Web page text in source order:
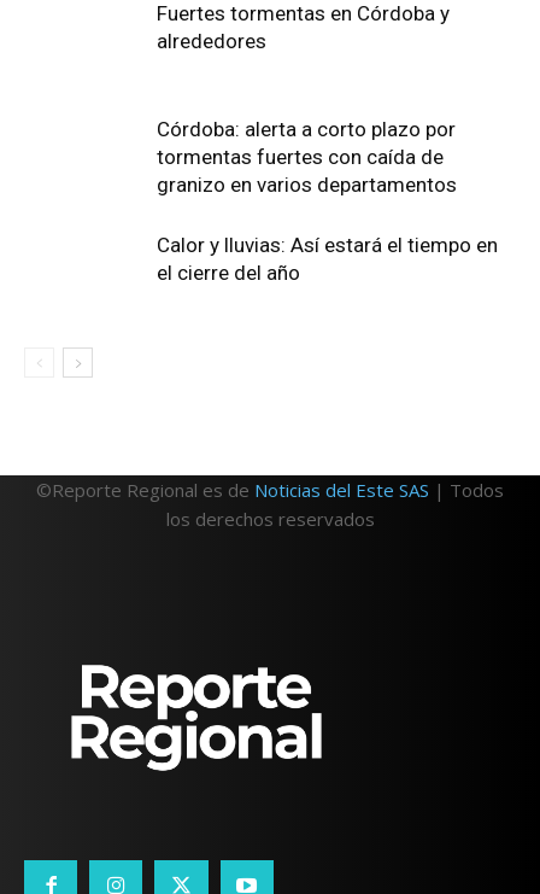
Fuertes tormentas en Córdoba y
alrededores
Córdoba: alerta a corto plazo por
tormentas fuertes con caída de
granizo en varios departamentos
Calor y lluvias: Así estará el tiempo en
el cierre del año
©Reporte Regional es de Noticias del Este SAS | Todos
los derechos reservados